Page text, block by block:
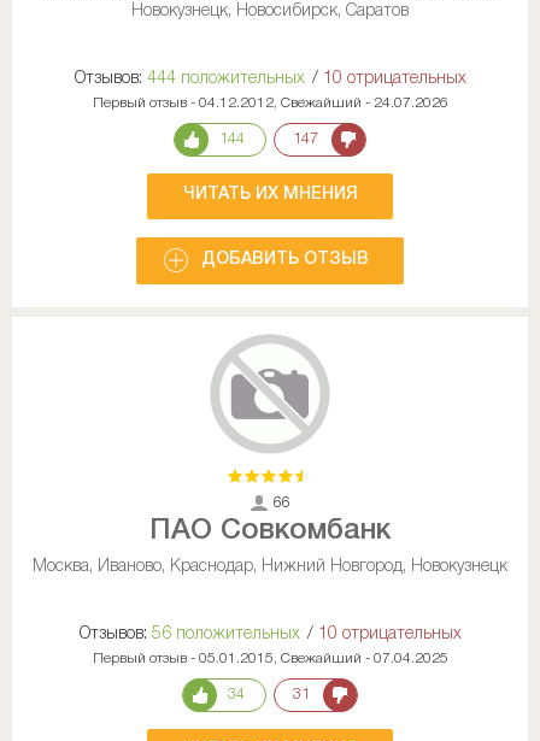
Новокузнецк, Новосибирск, Саратов
Отзывов: 444 положительных / 10 отрицательных
Первый отзыв - 04.12.2012, Свежайший - 24.07.2026
144 147
ЧИТАТЬ ИХ МНЕНИЯ
ДОБАВИТЬ ОТЗЫВ
66
ПАО Совкомбанк
Москва, Иваново, Краснодар, Нижний Новгород, Новокузнецк
Отзывов: 56 положительных / 10 отрицательных
Первый отзыв - 05.01.2015, Свежайший - 07.04.2025
34 31